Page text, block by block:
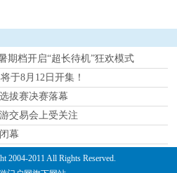
期档开启“超长待机”狂欢模式
于8月12日开集！
拔赛决赛落幕
交易会上受关注
幕
2004-2011 All Rights Reserved.